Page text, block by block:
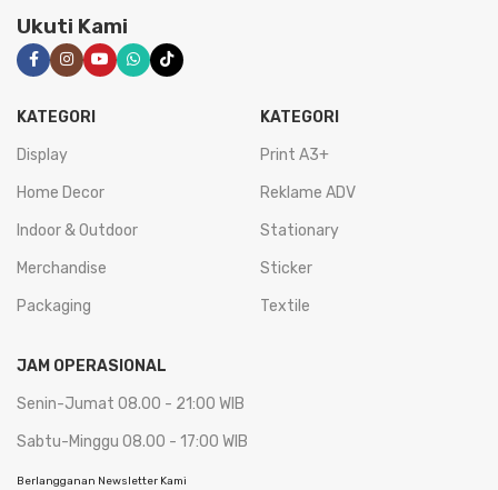
Ukuti Kami
KATEGORI
Display
Home Decor
Indoor & Outdoor
Merchandise
Packaging
KATEGORI
Print A3+
Reklame ADV
Stationary
Sticker
Textile
JAM OPERASIONAL
Senin-Jumat 08.00 - 21:00 WIB
Sabtu-Minggu 08.00 - 17:00 WIB
Berlangganan Newsletter Kami